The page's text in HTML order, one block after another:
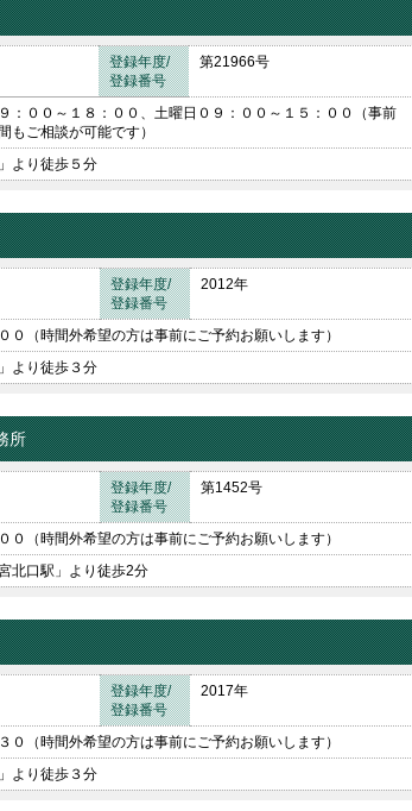
登録年度/
登録番号
第21966号
：００～１８：００、土曜日０９：００～１５：００（事前
もご相談が可能です）
より徒歩５分
登録年度/
登録番号
2012年
０（時間外希望の方は事前にご予約お願いします）
より徒歩３分
所
登録年度/
登録番号
第1452号
０（時間外希望の方は事前にご予約お願いします）
北口駅」より徒歩2分
登録年度/
登録番号
2017年
０（時間外希望の方は事前にご予約お願いします）
より徒歩３分